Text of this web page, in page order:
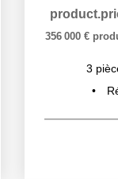
356 000 €
3